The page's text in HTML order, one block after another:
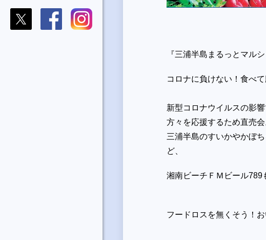
『三浦半島まるっとマル
コロナに負けない！食べて
新型コロナウイルスの影
方々を応援するため直売会
三浦半島のすいかやかぼ
ど、
湘南ビーチＦＭビール789
フードロスを無くそう！